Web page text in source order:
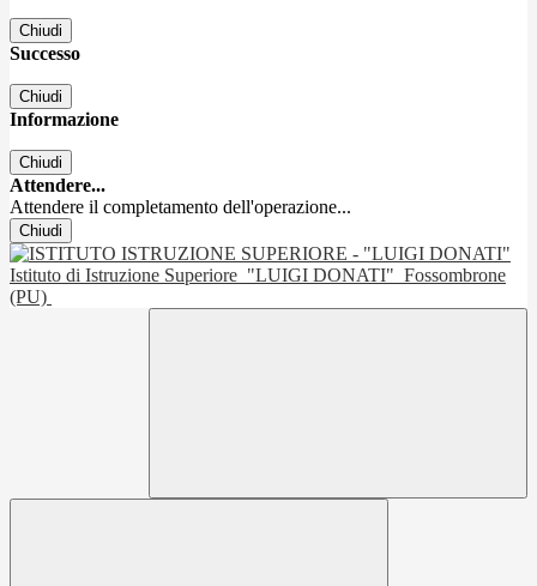
Chiudi
Successo
Chiudi
Informazione
Chiudi
Attendere...
Attendere il completamento dell'operazione...
Chiudi
Istituto di Istruzione Superiore "LUIGI DONATI" Fossombrone
(PU)